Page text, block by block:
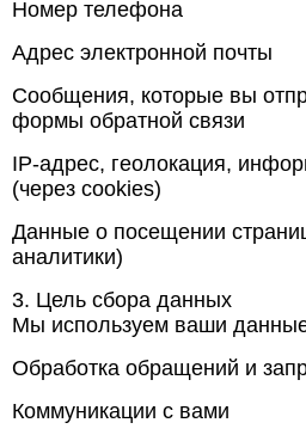
Номер телефона
Адрес электронной почты
Сообщения, которые вы
формы обратной связи
IP-адрес, геолокация,
(через cookies)
Данные о посещении
аналитики)
3. Цель сбора данных
Мы используем ваши
Обработка обращений и
Коммуникации с вами